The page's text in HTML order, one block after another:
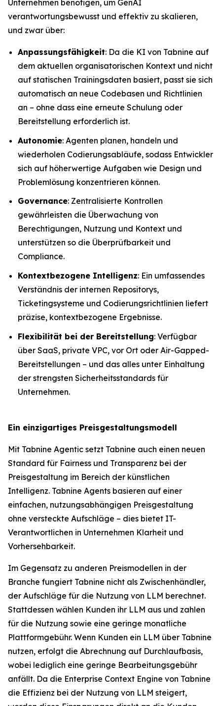
Unternehmen benötigen, um GenAI
verantwortungsbewusst und effektiv zu skalieren,
und zwar über:
Anpassungsfähigkeit: Da die KI von Tabnine auf
dem aktuellen organisatorischen Kontext und nicht
auf statischen Trainingsdaten basiert, passt sie sich
automatisch an neue Codebasen und Richtlinien
an – ohne dass eine erneute Schulung oder
Bereitstellung erforderlich ist.
Autonomie: Agenten planen, handeln und
wiederholen Codierungsabläufe, sodass Entwickler
sich auf höherwertige Aufgaben wie Design und
Problemlösung konzentrieren können.
Governance: Zentralisierte Kontrollen
gewährleisten die Überwachung von
Berechtigungen, Nutzung und Kontext und
unterstützen so die Überprüfbarkeit und
Compliance.
Kontextbezogene Intelligenz: Ein umfassendes
Verständnis der internen Repositorys,
Ticketingsysteme und Codierungsrichtlinien liefert
präzise, kontextbezogene Ergebnisse.
Flexibilität bei der Bereitstellung: Verfügbar
über SaaS, private VPC, vor Ort oder Air-Gapped-
Bereitstellungen – und das alles unter Einhaltung
der strengsten Sicherheitsstandards für
Unternehmen.
Ein einzigartiges Preisgestaltungsmodell
Mit Tabnine Agentic setzt Tabnine auch einen neuen
Standard für Fairness und Transparenz bei der
Preisgestaltung im Bereich der künstlichen
Intelligenz. Tabnine Agents basieren auf einer
einfachen, nutzungsabhängigen Preisgestaltung
ohne versteckte Aufschläge – dies bietet IT-
Verantwortlichen in Unternehmen Klarheit und
Vorhersehbarkeit.
Im Gegensatz zu anderen Preismodellen in der
Branche fungiert Tabnine nicht als Zwischenhändler,
der Aufschläge für die Nutzung von LLM berechnet.
Stattdessen wählen Kunden ihr LLM aus und zahlen
für die Nutzung sowie eine geringe monatliche
Plattformgebühr. Wenn Kunden ein LLM über Tabnine
nutzen, erfolgt die Abrechnung auf Durchlaufbasis,
wobei lediglich eine geringe Bearbeitungsgebühr
anfällt. Da die Enterprise Context Engine von Tabnine
die Effizienz bei der Nutzung von LLM steigert,